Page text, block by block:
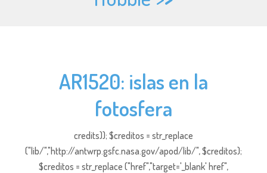
AR1520: islas en la
fotosfera
credits)); $creditos = str_replace
("lib/","http://antwrp.gsfc.nasa.gov/apod/lib/", $creditos);
$creditos = str_replace ("href","target='_blank' href",